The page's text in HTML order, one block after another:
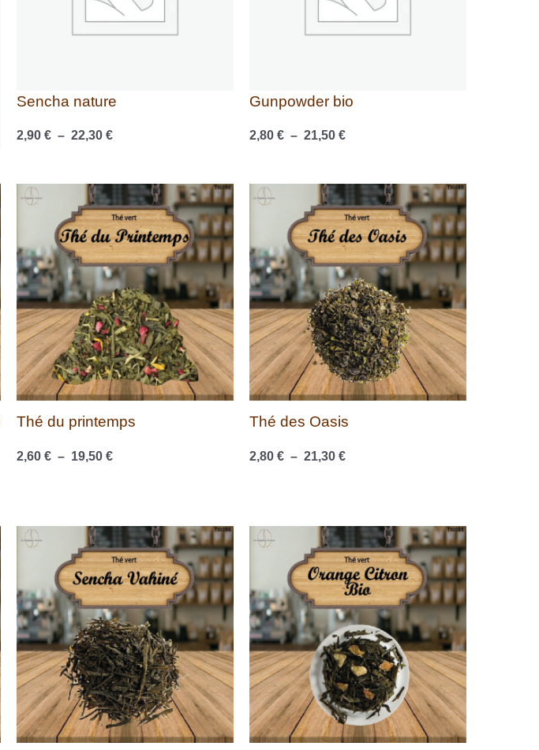
Sencha nature
2,90 € – 22,30 €
Gunpowder bio
2,80 € – 21,50 €
Thé du printemps
2,60 € – 19,50 €
Plage
de
prix :
2,60 €
à
19,50 €
Thé des Oasis
2,80 € – 21,30 €
Plage
de
prix :
2,80 €
à
21,30 €
Plage
de
prix :
2,60 €
à
19,80 €
Plage
de
prix :
3,20 €
à
24,30 €